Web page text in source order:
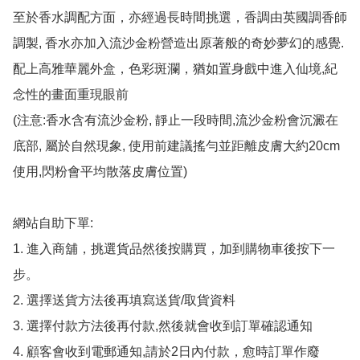
至於香水調配方面，亦經過長時間挑選，香調由英國調香師
調製, 香水亦加入流沙金粉營造出原著般的奇妙夢幻的感覺.
配上高雅華麗外盒，色彩斑瀾，猶如置身戲中進入仙境,紀
念性的畫面重現眼前
(注意:香水含有流沙金粉, 靜止一段時間,流沙金粉會沉澱在
底部, 屬於自然現象, 使用前建議搖勻並距離皮膚大約20cm
使用,閃粉會平均散落皮膚位置)
網站自助下單:
1. 進入商舖，挑選貨品然後按購買，加到購物車後按下一
步。
2. 選擇送貨方法後再填寫送貨/取貨資料
3. 選擇付款方法後再付款,然後就會收到訂單確認通知
4. 顧客會收到電郵通知,請於2日內付款，愈時訂單作廢